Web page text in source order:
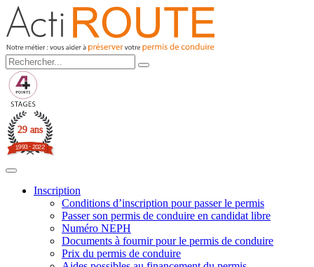
1993-2022
29 ans
Inscription
Conditions d’inscription pour passer le permis
Passer son permis de conduire en candidat libre
Numéro NEPH
Documents à fournir pour le permis de conduire
Prix du permis de conduire